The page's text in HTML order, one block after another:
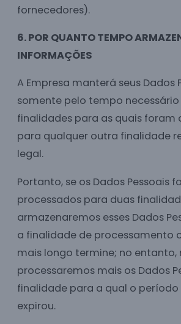
fornecedores).
6. POR QUANTO TEMPO
INFORMAÇÕES
A Empresa manterá seus Dados
somente pelo tempo
finalidades para as quais foram
para qualquer outra finalidade
legal.
Portanto, se os Dados Pessoais
processados para duas
armazenaremos esses Dados
a finalidade de processamento
mais longo termine; no entanto,
processaremos mais os Dados
finalidade para a qual o
expirou.